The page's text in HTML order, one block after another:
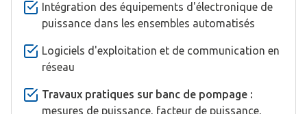
Intégration des équipements d'électronique de
puissance dans les ensembles automatisés
Logiciels d'exploitation et de communication en
réseau
Travaux pratiques sur banc de pompage :
mesures de puissance, facteur de puissance,